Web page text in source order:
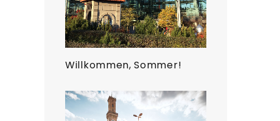
Willkommen, Sommer!